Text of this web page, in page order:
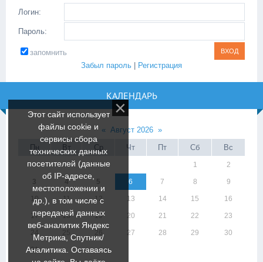
Логин:
Пароль:
запомнить
Забыл пароль
Регистрация
КАЛЕНДАРЬ
« Август 2026 »
Пн
Вт Ср Чт Пт Сб Вс
1 2
6 7 8 9
10 11 12 13 14 15 16
17 18 19 20 21 22 23
24 27 28 29 30
31
Этот сайт использует
файлы cookie и
сервисы сбора
технических данных
посетителей (данные
об IP-адресе,
местоположении и
др.), в том числе с
передачей данных
веб-аналитик Яндекс
Метрика, Спутник/
Аналитика. Оставаясь